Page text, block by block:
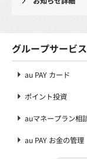
グループサービス
au PAY カード
ポイント投資
auマネープラン相
au PAY お金の管理